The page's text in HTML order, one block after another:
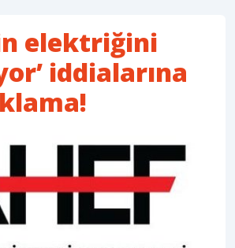
elektriğini
iddialarına